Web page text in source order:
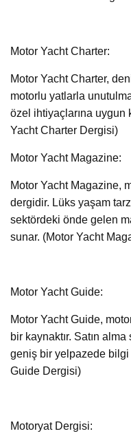
Motor Yacht Charter:
Motor Yacht Charter,
motorlu yatlarla
özel ihtiyaçlarına uygun
Yacht Charter Dergisi)
Motor Yacht Magazine:
Motor Yacht Magazine,
dergidir. Lüks yaşam
sektördeki önde gelen
sunar. (Motor Yacht
Motor Yacht Guide:
Motor Yacht Guide,
bir kaynaktır. Satın
geniş bir yelpazede
Guide Dergisi)
Motoryat Dergisi: